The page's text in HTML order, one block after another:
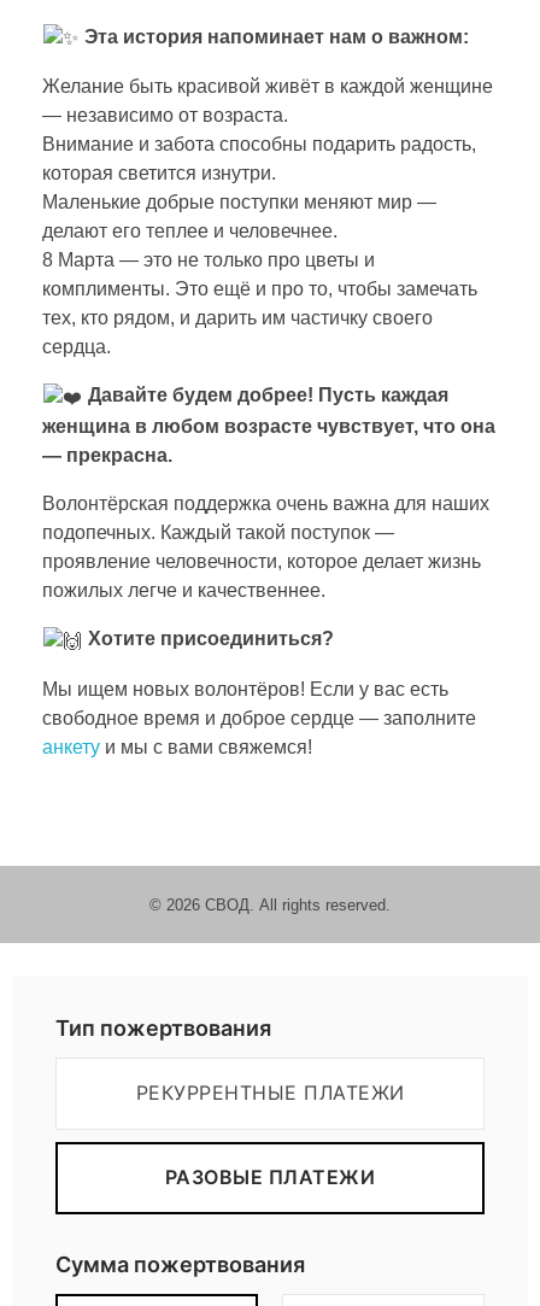
е
з
н
а
е
т
в
о
з
р
а
с
Эта история напоминает нам о важном:
Желание быть красивой живёт в каждой женщине
— независимо от возраста.
Внимание и забота способны подарить радость,
которая светится изнутри.
Маленькие добрые поступки меняют мир —
делают его теплее и человечнее.
8 Марта — это не только про цветы и
комплименты. Это ещё и про то, чтобы замечать
тех, кто рядом, и дарить им частичку своего
сердца.
Давайте будем добрее! Пусть каждая
женщина в любом возрасте чувствует, что она
— прекрасна.
Волонтёрская поддержка очень важна для наших
подопечных. Каждый такой поступок —
проявление человечности, которое делает жизнь
пожилых легче и качественнее.
Хотите присоединиться?
Мы ищем новых волонтёров! Если у вас есть
свободное время и доброе сердце — заполните
анкету и мы с вами свяжемся!
© 2026 СВОД. All rights reserved.
Тип пожертвования
РЕКУРРЕНТНЫЕ ПЛАТЕЖИ
РАЗОВЫЕ ПЛАТЕЖИ
Сумма пожертвования